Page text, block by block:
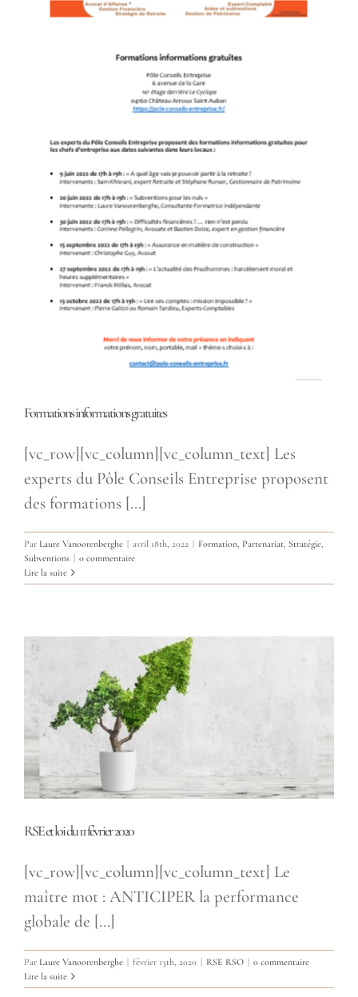
Formations informations gratuites
[vc_row][vc_column][vc_column_text] Les
experts du Pôle Conseils Entreprise proposent
des formations [...]
Par Laure Vanoorenberghe avril 18th, 2022 Formation, Partenariat, Stratégie,
Subventions
0 commentaire
Lire la suite
RSE et loi du 11 février 2020
[vc_row][vc_column][vc_column_text] Le
maître mot : ANTICIPER la performance
globale de [...]
Par Laure Vanoorenberghe | février 13th, 2020 | RSE RSO | 0 commentaire
Lire la suite